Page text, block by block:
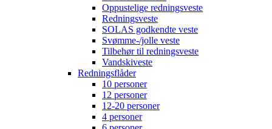
Oppustelige redningsveste
Redningsveste
SOLAS godkendte veste
Svømme-/jolle veste
Tilbehør til redningsveste
Vandskiveste
Redningsflåder
10 personer
12 personer
12-20 personer
4 personer